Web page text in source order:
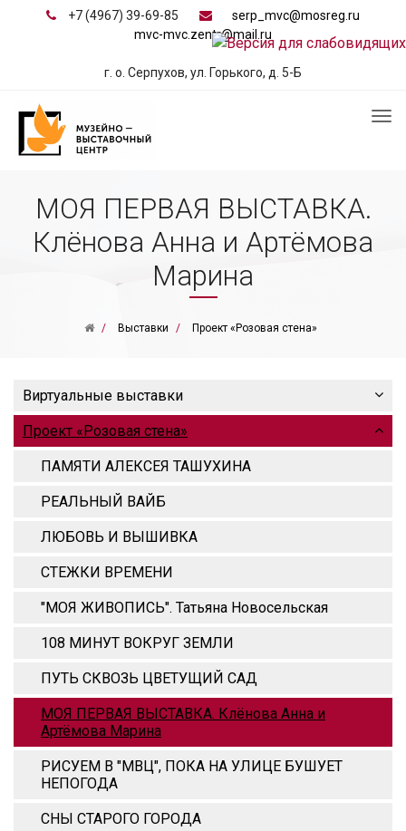
+7 (4967) 39-69-85
serp_mvc@mosreg.ru
mvc-mvc.zentr@mail.ru
г. о. Серпухов, ул. Горького, д. 5-Б
МОЯ ПЕРВАЯ ВЫСТАВКА.
Клёнова Анна и Артёмова
Марина
Выставки Проект «Розовая стена»
Виртуальные выставки
Проект «Розовая стена»
ПАМЯТИ АЛЕКСЕЯ ТАШУХИНА
РЕАЛЬНЫЙ ВАЙБ
ЛЮБОВЬ И ВЫШИВКА
СТЕЖКИ ВРЕМЕНИ
"МОЯ ЖИВОПИСЬ". Татьяна Новосельская
108 МИНУТ ВОКРУГ ЗЕМЛИ
ПУТЬ СКВОЗЬ ЦВЕТУЩИЙ САД
МОЯ ПЕРВАЯ ВЫСТАВКА. Клёнова Анна и
Артёмова Марина
РИСУЕМ В "МВЦ", ПОКА НА УЛИЦЕ БУШУЕТ
НЕПОГОДА
СНЫ СТАРОГО ГОРОДА